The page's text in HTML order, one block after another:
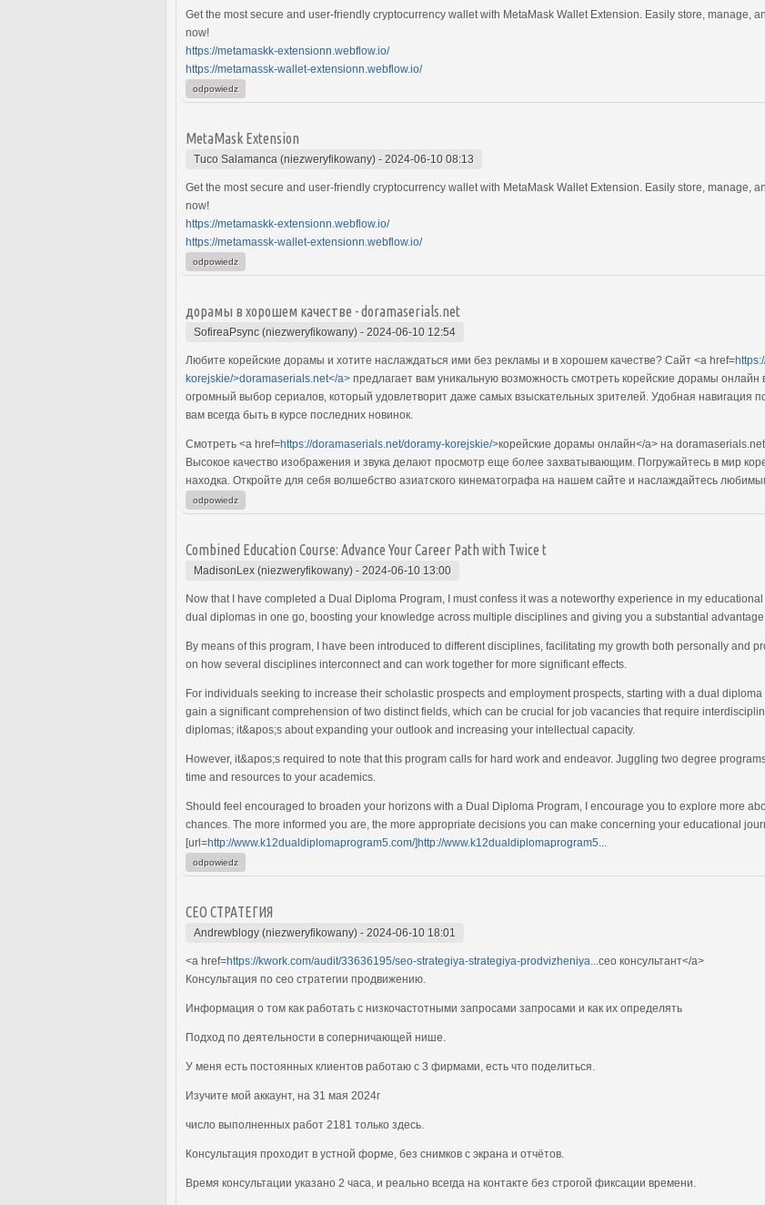
Get the most secure and user-friendly cryptocurrency wallet with MetaMask Wallet Extension. Easily store, manage,
now!
https://metamaskk-extensionn.webflow.io/
https://metamassk-wallet-extensionn.webflow.io/
odpowiedz
MetaMask Extension
Tuco Salamanca (niezweryfikowany) - 2024-06-10 08:13
Get the most secure and user-friendly cryptocurrency wallet with MetaMask Wallet Extension. Easily store, manage,
now!
https://metamaskk-extensionn.webflow.io/
https://metamassk-wallet-extensionn.webflow.io/
odpowiedz
дорамы в хорошем качестве - doramaserials.net
SofireaPsync (niezweryfikowany) - 2024-06-10 12:54
Любите корейские дорамы и хотите наслаждаться ими без рекламы и в хорошем качестве? Сайт <a href=
korejskie/>doramaserials.net</a> предлагает вам уникальную возможность смотреть корейские дорамы
огромный выбор сериалов, который удовлетворит даже самых взыскательных зрителей. Удобная навигация
вам всегда быть в курсе последних новинок.
Смотреть <a href=https://doramaserials.net/doramy-korejskie/>корейские дорамы онлайн</a> на
Высокое качество изображения и звука делают просмотр еще более захватывающим. Погружайтесь в мир
находка. Откройте для себя волшебство азиатского кинематографа на нашем сайте и наслаждайтесь
odpowiedz
Combined Education Course: Advance Your Career Path with Twice t
MadisonLex (niezweryfikowany) - 2024-06-10 13:00
Now that I have completed a Dual Diploma Program, I must confess it was a noteworthy experience in my
dual diplomas in one go, boosting your knowledge across multiple disciplines and giving you a substantial advantage
By means of this program, I have been introduced to different disciplines, facilitating my growth both personally and
on how several disciplines interconnect and can work together for more significant effects.
For individuals seeking to increase their scholastic prospects and employment prospects, starting with a dual
gain a significant comprehension of two distinct fields, which can be crucial for job vacancies that require
diplomas; it&apos;s about expanding your outlook and increasing your intellectual capacity.
However, it&apos;s required to note that this program calls for hard work and endeavor. Juggling two degree
time and resources to your academics.
Should feel encouraged to broaden your horizons with a Dual Diploma Program, I encourage you to explore more
chances. The more informed you are, the more appropriate decisions you can make concerning your educational
[url=http://www.k12dualdiplomaprogram5.com/]http://www.k12dualdiplomaprogram5...
odpowiedz
СЕО СТРАТЕГИЯ
Andrewblogy (niezweryfikowany) - 2024-06-10 18:01
<a href=https://kwork.com/audit/33636195/seo-strategiya-strategiya-prodvizheniya... сео консультант</a>
Консультация по сео стратегии продвижению.
Информация о том как работать с низкочастотными запросами запросами и как их определять
Подход по деятельности в соперничающей нише.
У меня есть постоянных клиентов работаю с 3 фирмами, есть что поделиться.
Изучите мой аккаунт, на 31 мая 2024г
число выполненных работ 2181 только здесь.
Консультация проходит в устной форме, без снимков с экрана и отчётов.
Время консультации указано 2 часа, и реально всегда на контакте без строгой фиксации времени.